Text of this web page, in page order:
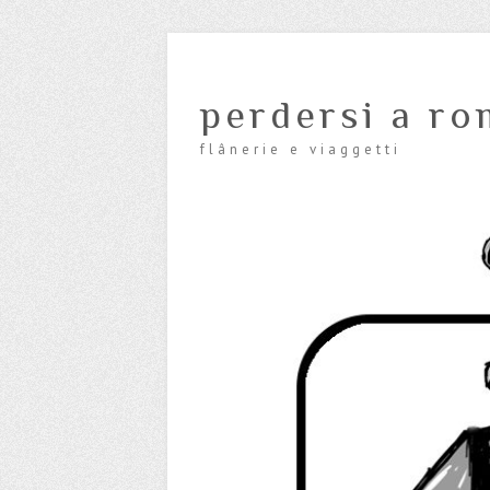
perdersi a
flânerie e viaggetti